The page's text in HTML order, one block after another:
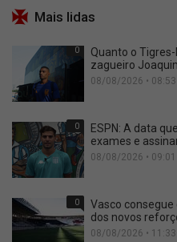
Mais lidas
0
Quanto o
zagueiro
08/08/2026 • 08:53
0
ESPN: A data
exames e
08/08/2026 • 09:01
0
Vasco
dos novos
08/08/2026 • 11:33